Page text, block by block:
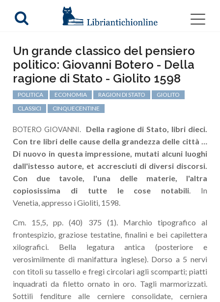
Un grande classico del pensiero
politico: Giovanni Botero - Della
ragione di Stato - Giolito 1598
POLITICA ECONOMIA RAGION DI STATO
GIOLITO
CLASSICI
CINQUECENTINE
BOTERO GIOVANNI.
Della ragione di Stato, libri dieci.
Con tre libri delle cause della grandezza delle città …
Di nuovo in questa impressione, mutati alcuni luoghi
dall'istesso autore, et accresciuti di diversi discorsi.
Con due tavole, l'una delle materie, l'altra
copiosissima di tutte le cose notabili. In
Venetia, appresso i Gioliti, 1598.
Cm. 15,5, pp. (40) 375 (1). Marchio tipografico al
frontespizio, graziose testatine, finalini e bei capilettera
xilografici. Bella legatura antica (posteriore e
verosimilmente di manifattura inglese). Dorso a 5 nervi
con titoli su tassello e fregi circolari agli scomparti; piatti
inquadrati da filetto ornato in oro. Tagli marmorizzati.
Sottili fenditure alle cerniere consolidate, cerniera